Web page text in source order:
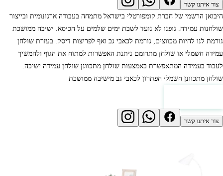
צור איתנו קשר
היבואן הרשמי של חברת קומפורטלי בישראל מתמחה בעבודה ארגונומית ובייצור
שולחנות עמידה. גופנו לא נועד לשבת ימים שלמים על הכיסא. ישיבה ממושכת
גורמת לנו להיות מכווצים, גורמת לכאבי גב ואף לפריצות דיסק. בעזרת שולחן
עמידה חשמלי או שולחן מתרומם ניתנת האפשרות למתוח את הגוף ולהמשיך
לעבוד בעמידה המתאפשרת באמצעות שולחן מתכוונן שולחן עמידה ישיבה.
שולחן מתכוונן חשמלי הפתרון לכאבי גב מישיבה ממושכת
צור איתנו קשר